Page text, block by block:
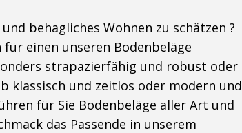
behagliches Wohnen zu schätzen ?
für einen unseren Bodenbeläge
strapazierfähig und robust oder
klassisch und zeitlos oder modern und
für Sie Bodenbeläge aller Art und
das Passende in unserem